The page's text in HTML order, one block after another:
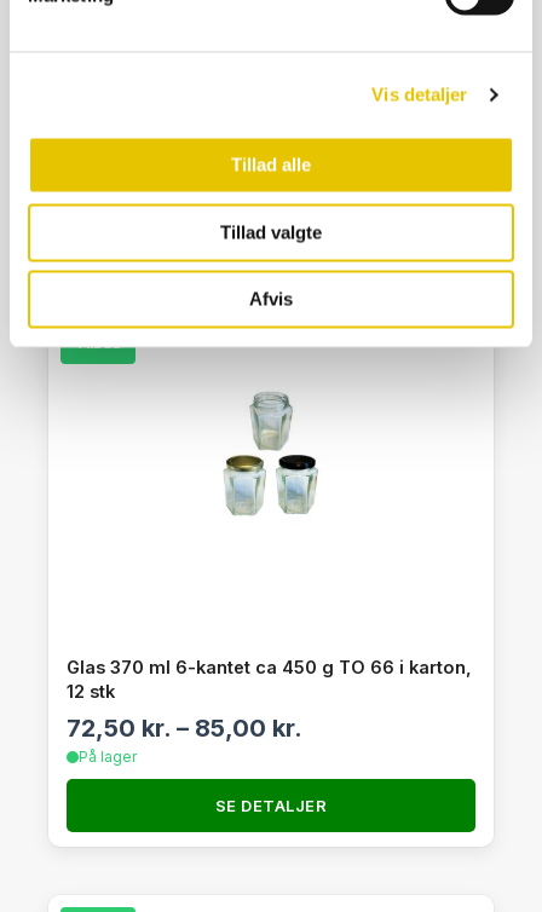
Vis detaljer
Tillad alle
Tillad valgte
Afvis
Glas 125 g. 106 ml Sekskantet i karton 40 stk
159,00kr.
SE DETALJER
Tilbud
Glas 370 ml 6-kantet ca 450 g TO 66 i karton,
12 stk
72,50 kr. – 85,00 kr.
På lager
SE DETALJER